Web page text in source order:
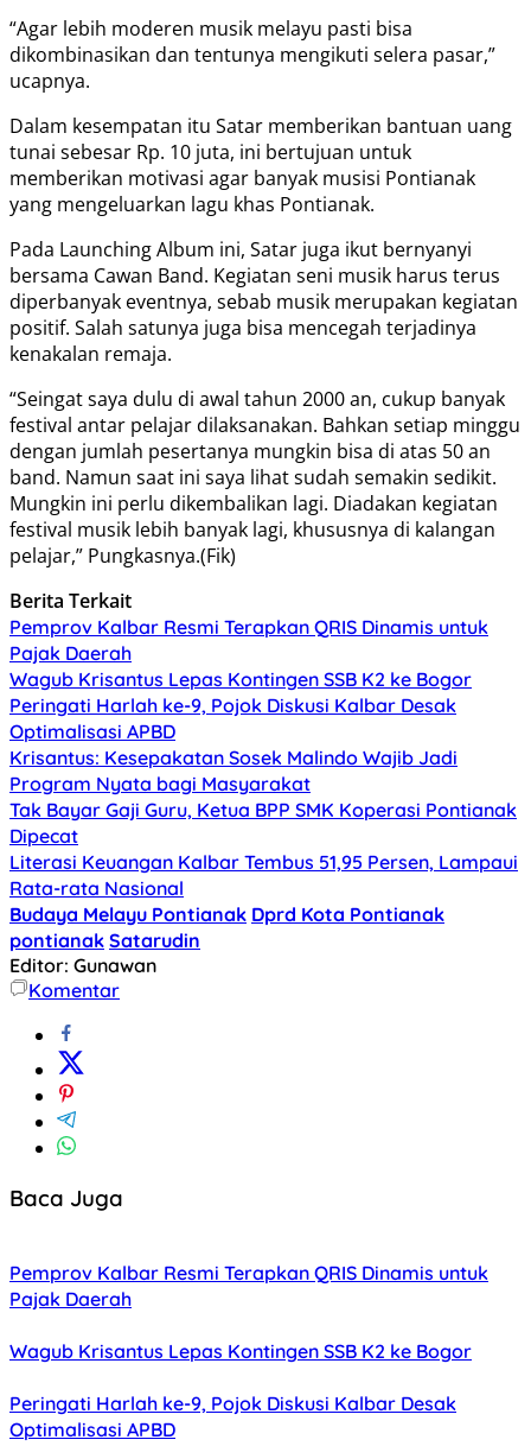
“Agar lebih moderen musik melayu pasti bisa
dikombinasikan dan tentunya mengikuti selera pasar,”
ucapnya.
Dalam kesempatan itu Satar memberikan bantuan uang
tunai sebesar Rp. 10 juta, ini bertujuan untuk
memberikan motivasi agar banyak musisi Pontianak
yang mengeluarkan lagu khas Pontianak.
Pada Launching Album ini, Satar juga ikut bernyanyi
bersama Cawan Band. Kegiatan seni musik harus terus
diperbanyak eventnya, sebab musik merupakan kegiatan
positif. Salah satunya juga bisa mencegah terjadinya
kenakalan remaja.
“Seingat saya dulu di awal tahun 2000 an, cukup banyak
festival antar pelajar dilaksanakan. Bahkan setiap minggu
dengan jumlah pesertanya mungkin bisa di atas 50 an
band. Namun saat ini saya lihat sudah semakin sedikit.
Mungkin ini perlu dikembalikan lagi. Diadakan kegiatan
festival musik lebih banyak lagi, khususnya di kalangan
pelajar,” Pungkasnya.(Fik)
Berita Terkait
Pemprov Kalbar Resmi Terapkan QRIS Dinamis untuk
Pajak Daerah
Wagub Krisantus Lepas Kontingen SSB K2 ke Bogor
Peringati Harlah ke-9, Pojok Diskusi Kalbar Desak
Optimalisasi APBD
Krisantus: Kesepakatan Sosek Malindo Wajib Jadi
Program Nyata bagi Masyarakat
Tak Bayar Gaji Guru, Ketua BPP SMK Koperasi Pontianak
Dipecat
Literasi Keuangan Kalbar Tembus 51,95 Persen, Lampaui
Rata-rata Nasional
Budaya Melayu Pontianak Dprd Kota Pontianak
pontianak Satarudin
Editor: Gunawan
Komentar
Baca Juga
Pemprov Kalbar Resmi Terapkan QRIS Dinamis untuk
Pajak Daerah
Wagub Krisantus Lepas Kontingen SSB K2 ke Bogor
Peringati Harlah ke-9, Pojok Diskusi Kalbar Desak
Optimalisasi APBD